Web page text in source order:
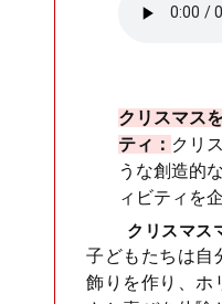
クリスマス
ティ： クリ
うな創造的
ィビティを
クリスマス
子どもたちは自
飾りを作り、ホ